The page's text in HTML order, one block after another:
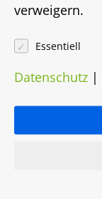
Fernwärme
Heizungsart
Fernwärme
verweigern.
Essentiell
Datenschutz |